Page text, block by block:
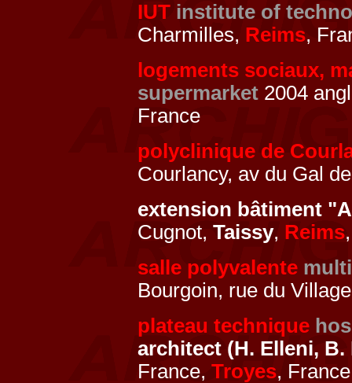
IUT institute of
Charmilles, Reims,
logements sociaux,
supermarket 2004
France
polyclinique de
Courlancy, av du Gal
extension bâtiment
Cugnot, Taissy, Reims
salle polyvalente
Bourgoin, rue du
plateau technique
architect (H. Elleni, B.
France, Troyes, France